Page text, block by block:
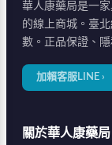
華人康藥局是一
的線上商城。臺
數。正品保證、
加賴客服LINE ›
關於華人康藥局